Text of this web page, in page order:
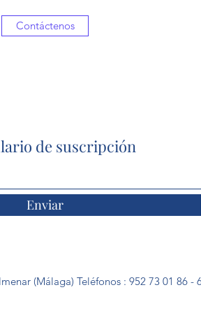
Contáctenos
de suscripción
Enviar
(Málaga) Teléfonos : 952 73 01 86 -